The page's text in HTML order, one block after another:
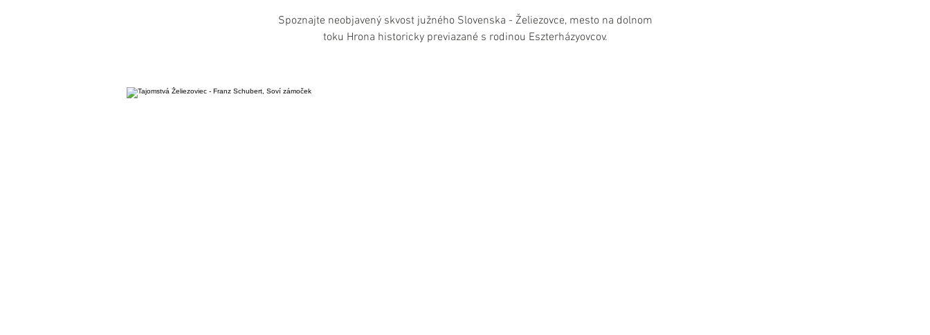
Spoznajte neobjavený skvost južného Slovenska - Želiezovce, mesto na dolnom
toku Hrona historicky previazané s rodinou Eszterházyovcov.